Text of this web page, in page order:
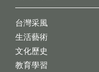
台灣采風
生活藝術
文化歷史
教育學習